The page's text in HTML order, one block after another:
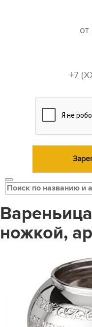
ножкой,